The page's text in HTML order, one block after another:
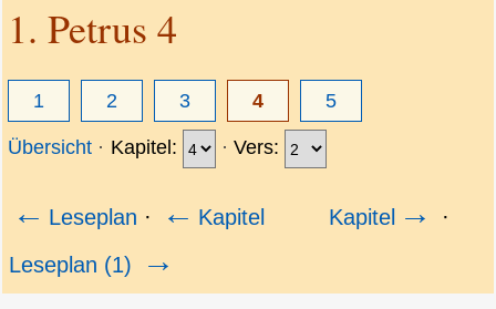
1. Petrus 4
1 2 3 4 5
Übersicht Kapitel: Vers:
← Leseplan · ← Kapitel Kapitel →
·
Leseplan (1)
→